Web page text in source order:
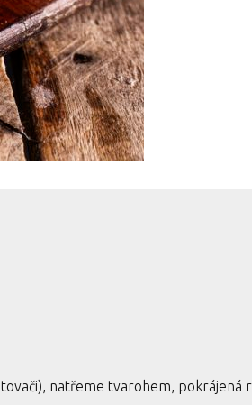
natřeme tvarohem, pokrájená